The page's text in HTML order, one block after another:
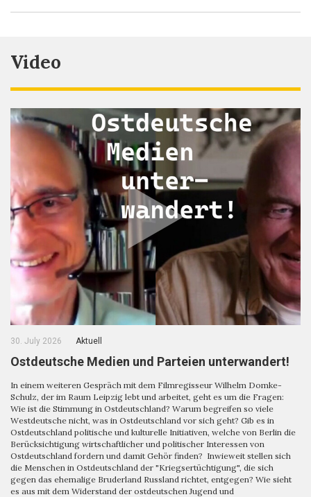
Video
30. July 2026 Aktuell
Ostdeutsche Medien und Parteien unterwandert!
In einem weiteren Gespräch mit dem Filmregisseur Wilhelm Domke-
Schulz, der im Raum Leipzig lebt und arbeitet, geht es um die Fragen:
Wie ist die Stimmung in Ostdeutschland? Warum begreifen so viele
Westdeutsche nicht, was in Ostdeutschland vor sich geht? Gib es in
Ostdeutschland politische und kulturelle Initiativen, welche von Berlin die
Berücksichtigung wirtschaftlicher und politischer Interessen von
Ostdeutschland fordern und damit Gehör finden? Inwieweit stellen sich
die Menschen in Ostdeutschland der "Kriegsertüchtigung", die sich
gegen das ehemalige Bruderland Russland richtet, entgegen? Wie sieht
es aus mit dem Widerstand der ostdeutschen Jugend und